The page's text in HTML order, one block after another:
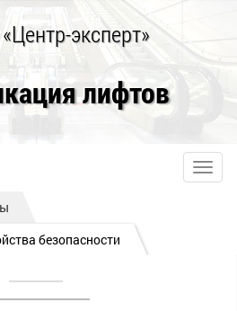
эксперт»
лифтов
безопасности